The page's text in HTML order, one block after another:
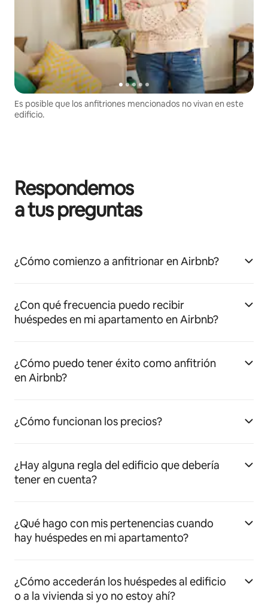
Es posible que los anfitriones mencionados no vivan en este
edificio.
Respondemos
a tus preguntas
¿Cómo comienzo a anfitrionar en Airbnb?
¿Con qué frecuencia puedo recibir
huéspedes en mi apartamento en Airbnb?
¿Cómo puedo tener éxito como anfitrión
en Airbnb?
¿Cómo funcionan los precios?
¿Hay alguna regla del edificio que debería
tener en cuenta?
¿Qué hago con mis pertenencias cuando
hay huéspedes en mi apartamento?
¿Cómo accederán los huéspedes al edificio
o a la vivienda si yo no estoy ahí?